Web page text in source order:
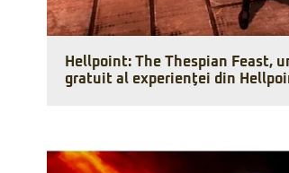
Hellpoint: The Thespian Feast,
gratuit al experienţei din